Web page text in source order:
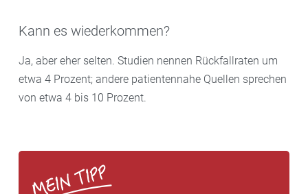
Kann es wiederkommen?
Ja, aber eher selten. Studien nennen Rückfallraten um
etwa 4 Prozent; andere patientennahe Quellen sprechen
von etwa 4 bis 10 Prozent.